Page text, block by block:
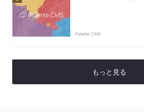
Palette CMS
もっと見る